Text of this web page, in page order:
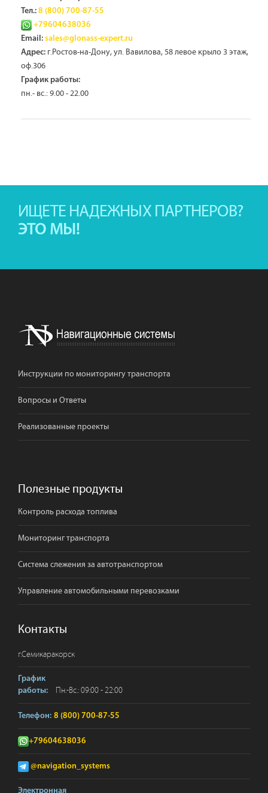
Тел.: 8 (800) 700-87-55
+79604638036
Email: sales@glonass-expert.ru
Адрес: г.Ростов-на-Дону, ул. Вавилова, 58 левое крыло 3 этаж,
оф.306
График работы:
пн.- вс.: 9.00 - 22.00
ИЩЕТЕ НАДЕЖНЫХ ПАРТНЕРОВ?
ЭТО МЫ!
Инструкции по мониторингу транспорта
Вопросы и Ответы
Реализованные проекты
Полезные продукты
Контроль расхода топлива
Мониторинг транспорта
Система слежения за автотранспортом
Управление автомобильными перевозками
Контакты
г.Семикаракорск
График
работы:
Пн.-Вс.: 09:00 - 22:00
Телефон: 8 (800) 700-87-55
+79604638036
@navigation_systems
Электронная